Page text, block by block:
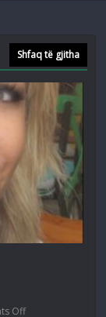
Shfaq të gjitha
Off